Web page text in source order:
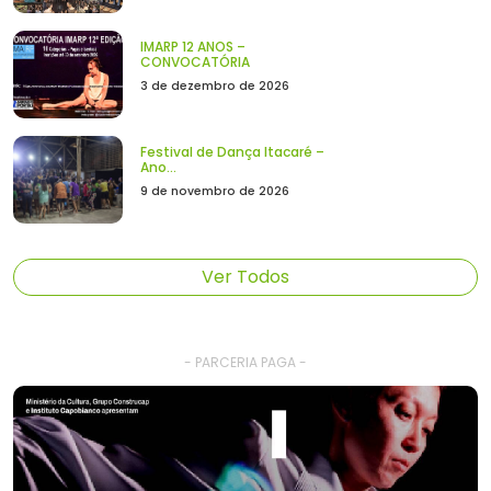
IMARP 12 ANOS –
CONVOCATÓRIA
3 de dezembro de 2026
Festival de Dança Itacaré –
Ano...
9 de novembro de 2026
Ver Todos
- PARCERIA PAGA -